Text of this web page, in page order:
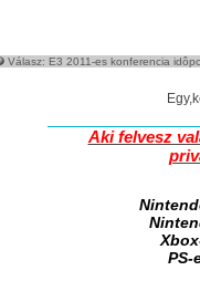
Válasz: E3 2011-es konferencia
Aki felvesz
PS-